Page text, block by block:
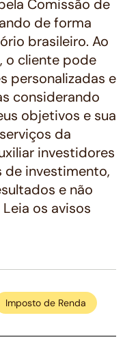
Comissão de
de forma
brasileiro. Ao
o cliente pode
personalizadas e
considerando
objetivos e sua
da
investidores
de investimento,
e não
os avisos
Imposto de Renda